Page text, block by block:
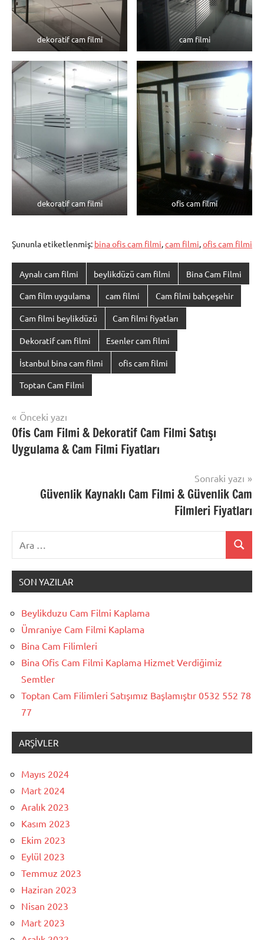
dekoratif cam filmi cam filmi
dekoratif cam filmi ofis cam filmi
Şununla etiketlenmiş: bina ofis cam filmi,cam filmi,ofis cam filmi
Aynalı cam filmi beylikdüzü cam filmi Bina Cam Filmi
Cam film uygulama cam filmi Cam filmi bahçeşehir
Cam filmi beylikdüzü Cam filmi fiyatları
Dekoratif cam filmi Esenler cam filmi
İstanbul bina cam filmi ofis cam filmi
Toptan Cam Filmi
Yazı
gezinmesi
Önceki yazı
Ofis Cam Filmi & Dekoratif Cam Filmi Satışı
Uygulama & Cam Filmi Fiyatları
Sonraki yazı
Güvenlik Kaynaklı Cam Filmi & Güvenlik Cam
Filmleri Fiyatları
Ara
SON YAZILAR
Beylikduzu Cam Filmi Kaplama
Ümraniye Cam Filmi Kaplama
Bina Cam Filimleri
Bina Ofis Cam Filmi Kaplama Hizmet Verdiğimiz
Semtler
Toptan Cam Filimleri Satışımız Başlamıştır 0532 552 78
77
ARŞIVLER
Mayıs 2024
Mart 2024
Aralık 2023
Kasım 2023
Ekim 2023
Eylül 2023
Temmuz 2023
Haziran 2023
Nisan 2023
Mart 2023